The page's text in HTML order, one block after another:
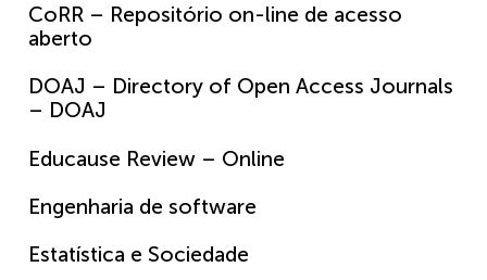
CoRR – Repositório on-line de acesso
aberto
DOAJ – Directory of Open Access Journals
– DOAJ
Educause Review – Online
Engenharia de software
Estatística e Sociedade